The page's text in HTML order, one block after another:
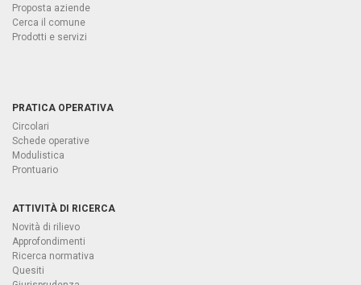
Proposta aziende
Cerca il comune
Prodotti e servizi
PRATICA OPERATIVA
Circolari
Schede operative
Modulistica
Prontuario
ATTIVITÀ DI RICERCA
Novità di rilievo
Approfondimenti
Ricerca normativa
Quesiti